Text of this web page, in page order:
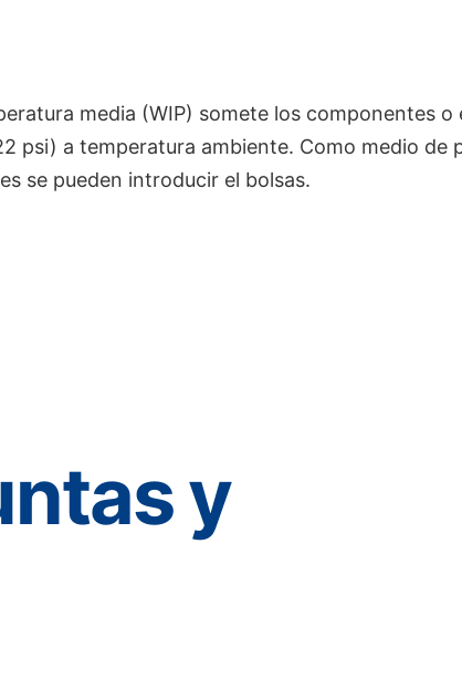
media (WIP) somete los componentes o
psi) a temperatura ambiente. Como medio de
se pueden introducir el bolsas.
y